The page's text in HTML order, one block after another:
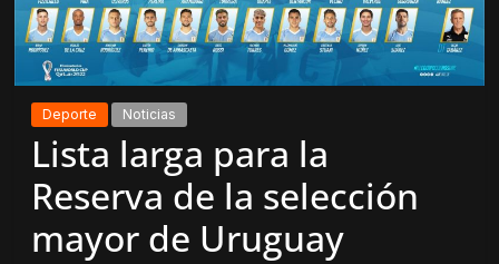
Deporte Noticias
Lista larga para la
Reserva de la selección
mayor de Uruguay